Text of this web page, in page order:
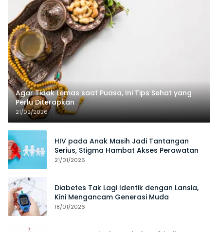
Agar Tidak Lemas saat Puasa, Ini Tips Sehat yang
Perlu Diterapkan
21/02/2026
HIV pada Anak Masih Jadi Tantangan
Serius, Stigma Hambat Akses Perawatan
21/01/2026
Diabetes Tak Lagi Identik dengan Lansia,
Kini Mengancam Generasi Muda
18/01/2026